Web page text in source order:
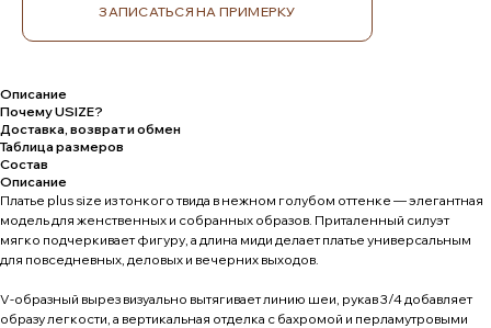
ЗАПИСАТЬСЯ НА ПРИМЕРКУ
Описание
Почему USIZE?
Доставка, возврат и обмен
Таблица размеров
Состав
Описание
Платье plus size из тонкого твида в нежном голубом оттенке — элегантная
модель для женственных и собранных образов. Приталенный силуэт
мягко подчеркивает фигуру, а длина миди делает платье универсальным
для повседневных, деловых и вечерних выходов.
V-образный вырез визуально вытягивает линию шеи, рукав 3/4 добавляет
образу легкости, а вертикальная отделка с бахромой и перламутровыми